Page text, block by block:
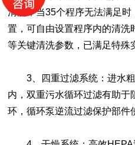
清洗，当35个程序无法满足
置，可自由设置程序内的清洗
等关键清洗参数，已满足特殊
3、四重过滤系统：进水粗
内，双重污水循环过滤有助于
环，循环泵逆流过滤保护部件